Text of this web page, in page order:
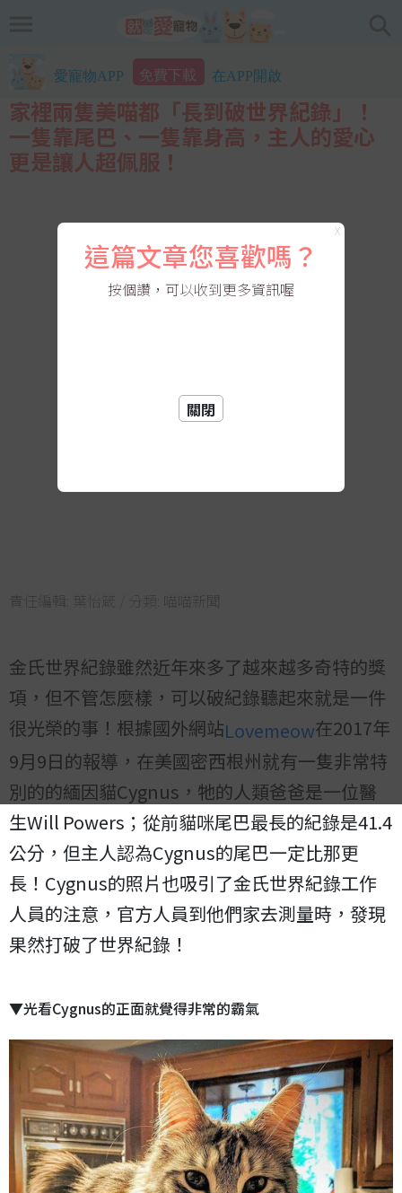
愛寵物APP 免費下載 在APP開啟
家裡兩隻美喵都「長到破世界紀錄」！
一隻靠尾巴、一隻靠身高，主人的愛心
更是讓人超佩服！
責任編輯: 葉怡箴 / 分類: 喵喵新聞
金氏世界紀錄雖然近年來多了越來越多奇特的獎
項，但不管怎麼樣，可以破紀錄聽起來就是一件
很光榮的事！根據國外網站Lovemeow在2017年
9月9日的報導，在美國密西根州就有一隻非常特
別的的緬因貓Cygnus，牠的人類爸爸是一位醫
生Will Powers；從前貓咪尾巴最長的紀錄是41.4
公分，但主人認為Cygnus的尾巴一定比那更
長！Cygnus的照片也吸引了金氏世界紀錄工作
人員的注意，官方人員到他們家去測量時，發現
果然打破了世界紀錄！
▼光看Cygnus的正面就覺得非常的霸氣
X
這篇文章您喜歡嗎？
按個讚，可以收到更多資訊喔
關閉